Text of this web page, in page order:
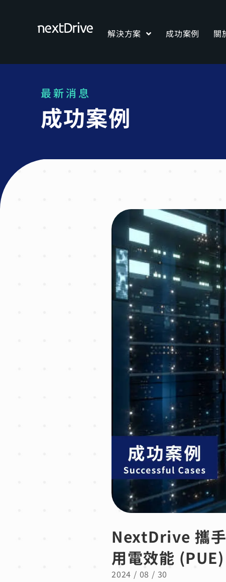
解決方案 成功案例 關
最新消息
成功案例
NextDrive 攜
用電效能
2024 / 08 / 30